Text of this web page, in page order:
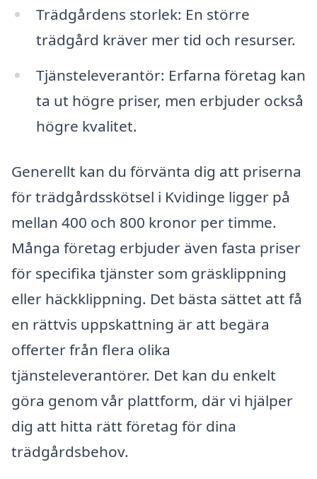
Trädgårdens storlek: En större
trädgård kräver mer tid och resurser.
Tjänsteleverantör: Erfarna företag kan
ta ut högre priser, men erbjuder också
högre kvalitet.
Generellt kan du förvänta dig att priserna
för trädgårdsskötsel i Kvidinge ligger på
mellan 400 och 800 kronor per timme.
Många företag erbjuder även fasta priser
för specifika tjänster som gräsklippning
eller häckklippning. Det bästa sättet att få
en rättvis uppskattning är att begära
offerter från flera olika
tjänsteleverantörer. Det kan du enkelt
göra genom vår plattform, där vi hjälper
dig att hitta rätt företag för dina
trädgårdsbehov.